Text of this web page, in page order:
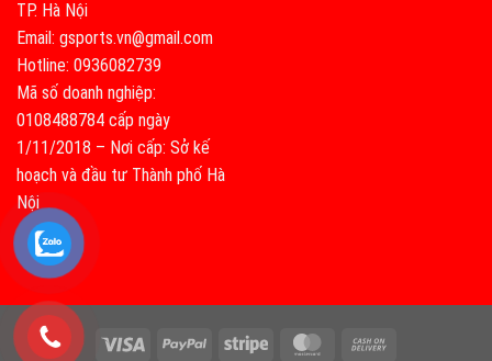
TP. Hà Nội
Email: gsports.vn@gmail.com
Hotline: 0936082739
Mã số doanh nghiệp:
0108488784 cấp ngày
1/11/2018 – Nơi cấp: Sở kế
hoạch và đầu tư Thành phố Hà
Nội